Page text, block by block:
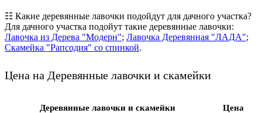
☷ Какие деревянные лавочки подойдут для дачного участка?
Для дачного участка подойут такие деревянные лавочки:
Лавочка из Дерева "Модерн"; Лавочка Деревянная "ЛАДА";
Скамейка "Рапсодия" со спинкой.
Цена на Деревянные лавочки и скамейки
Деревянные лавочки и скамейки
Цена